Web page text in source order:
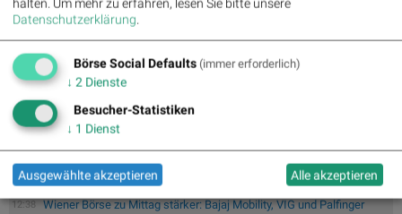
14:40 #gabb Jobradar: BKS, Andritz, Strabag (#gabb Radar)
14:20
PIR-News zu Kontron, Frequentis, Porr, BKS, Research zu Erste
Group...
12:59
Wiener Börse Party #1215: ATX fester, Bajaj Mobility Aktie der
Stun...
Rampenlicht :Südkorea und Taiwan zählen zu den wichtigsten
Z...
12:38
Wiener Börse zu Mittag stärker: Bajaj Mobility, VIG und Palfinger
halten. Um mehr zu erfahren, lesen Sie bitte unsere
Datenschutzerklärung.
Börse Social Defaults (immer erforderlich)
↓ 2 Dienste
Besucher-Statistiken
↓ 1 Dienst
Ausgewählte akzeptieren Alle akzeptieren